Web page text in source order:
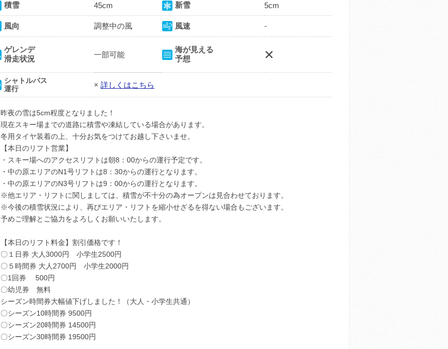
積雪 45cm 新雪 5cm
風向 調整中の風 風速 -
ゲレンデ
滑走状況
一部可能
海が見える
予想
×
シャトルバス
運行
× 詳しくはこちら
昨夜の雪は5cm程度となりました！
現在スキー場までの道路に積雪や凍結している場合があります。
冬用タイヤ装着の上、十分お気をつけてお越し下さいませ。
【本日のリフト営業】
・スキー場へのアクセスリフトは朝8：00からの運行予定です。
・中の原エリアのN1号リフトは8：30からの運行となります。
・中の原エリアのN3号リフトは9：00からの運行となります。
※他エリア・リフトに関しましては、積雪が不十分の為オープンは見合わせております。
※今後の積雪状況により、再びエリア・リフトを縮小せざるを得ない場合もございます。
予めご理解とご協力をよろしくお願いいたします。
【本日のリフト料金】割引価格です！
〇１日券 大人3000円 小学生2500円
〇５時間券 大人2700円 小学生2000円
〇1回券 500円
〇幼児券 無料
シーズン時間券大幅値下げしました！（大人・小学生共通）
〇シーズン10時間券 9500円
〇シーズン20時間券 14500円
〇シーズン30時間券 19500円